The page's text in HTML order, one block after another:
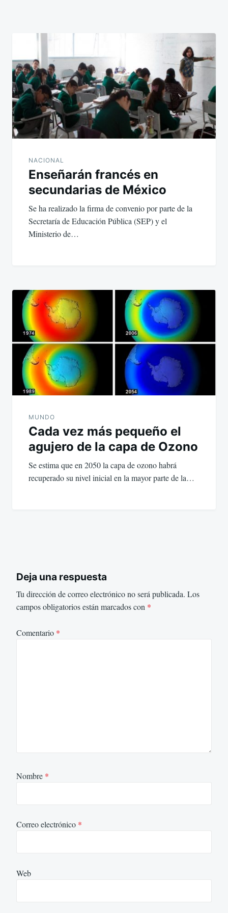
NACIONAL
Enseñarán francés en
secundarias de México
Se ha realizado la firma de convenio por parte de la
Secretaría de Educación Pública (SEP) y el
Ministerio de…
MUNDO
Cada vez más pequeño el
agujero de la capa de Ozono
Se estima que en 2050 la capa de ozono habrá
recuperado su nivel inicial en la mayor parte de la…
Deja una respuesta
Tu dirección de correo electrónico no será publicada. Los
campos obligatorios están marcados con *
Comentario *
Nombre *
Correo electrónico *
Web